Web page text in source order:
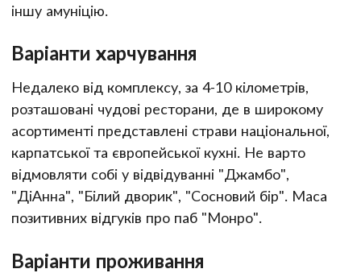
іншу амуніцію.
Варіанти харчування
Недалеко від комплексу, за 4-10 кілометрів,
розташовані чудові ресторани, де в широкому
асортименті представлені страви національної,
карпатської та європейської кухні. Не варто
відмовляти собі у відвідуванні "Джамбо",
"ДіАнна", "Білий дворик", "Сосновий бір". Маса
позитивних відгуків про паб "Монро".
Варіанти проживання